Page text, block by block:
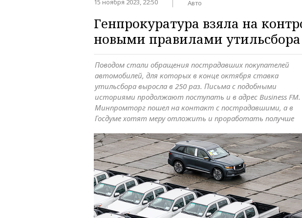
15 ноября 2023, 22:50 Авто
Генпрокуратура взяла на
новыми правилами утильсбора
Поводом стали обращения пострадавших покупателей
автомобилей, для которых в конце октября ставка
утильсбора выросла в 250 раз. Письма с подобными
историями продолжают поступать и в адрес Business FM.
Минпромторг пошел на контакт с пострадавшими, а в
Госдуме хотят меру отложить и проработать получше